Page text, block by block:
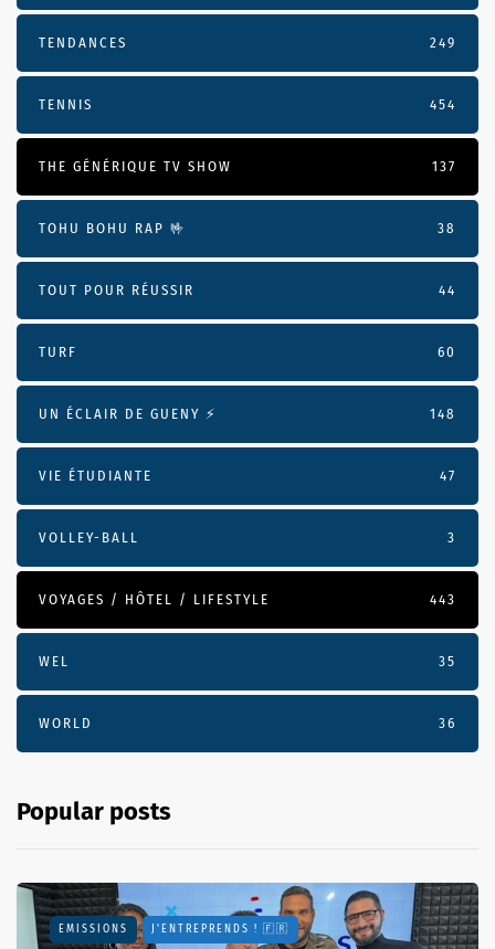
TENDANCES 249
TENNIS 454
THE GÉNÉRIQUE TV SHOW 137
TOHU BOHU RAP 🤟 38
TOUT POUR RÉUSSIR 44
TURF 60
UN ÉCLAIR DE GUENY ⚡️ 148
VIE ÉTUDIANTE 47
VOLLEY-BALL 3
VOYAGES / HÔTEL / LIFESTYLE 443
WEL 35
WORLD 36
Popular posts
EMISSIONS J'ENTREPRENDS ! 🇫🇷